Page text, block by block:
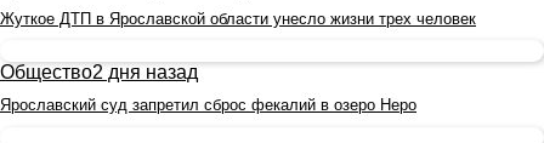
Жуткое ДТП в Ярославской области унесло жизни трех человек
Общество2 дня назад
Ярославский суд запретил сброс фекалий в озеро Неро